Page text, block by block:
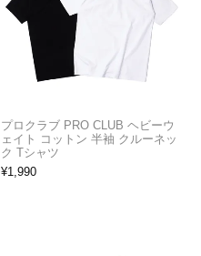
プロクラブ PRO CLUB ヘビーウ
ェイト コットン 半袖 クルーネッ
ク Tシャツ
¥1,990